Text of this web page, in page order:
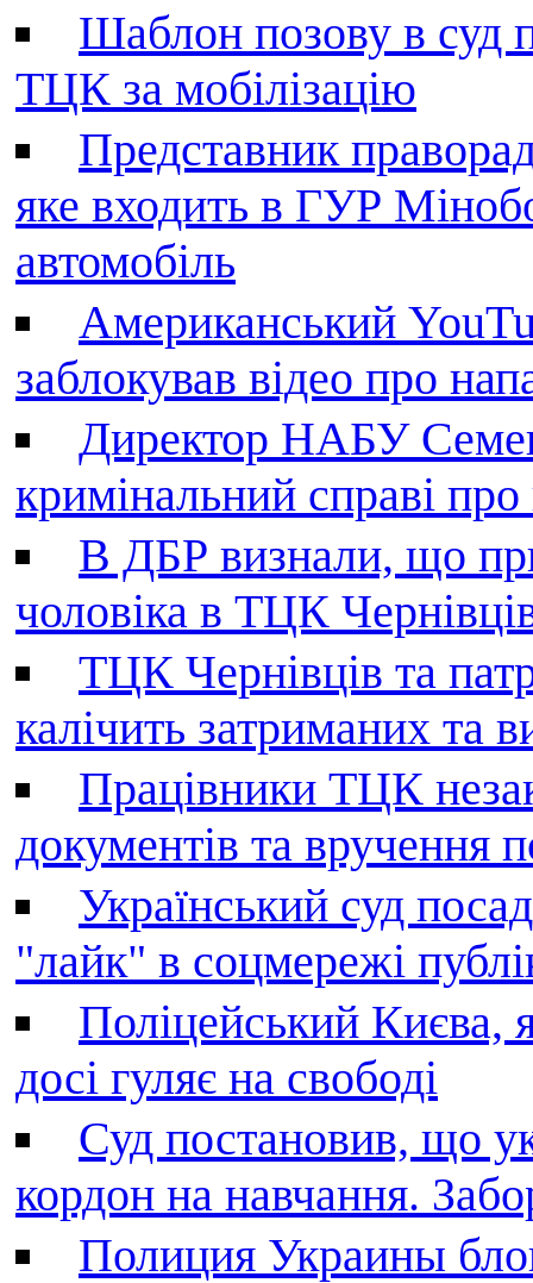
Шаблон позову в суд
ТЦК за мобілізацію
Представник
яке входить в ГУР
автомобіль
Американський
заблокував відео про
Директор НАБУ
кримінальний справі
В ДБР визнали, що
чоловіка в ТЦК Чернівців
ТЦК Чернівців та
калічить затриманих та
Працівники ТЦК
документів та вручення
Український суд
"лайк" в соцмережі
Поліцейський Києва,
досі гуляє на свободі
Суд постановив, що
кордон на навчання.
Полиция Украины